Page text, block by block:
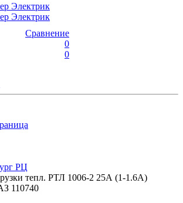
Сравнение
0
0
РЦ
тепл. РТЛ 1006-2 25А (1-1.6А)
110740